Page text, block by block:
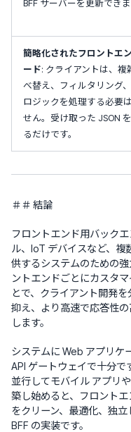
BFF サーバーを更新できま
簡略化されたフロントエ
ード: クライアントは、複
べ替え、フィルタリング
ロジックを処理する必要
せん。受け取った JSON
るだけです。
＃＃ 結論
フロントエンド用バック
ル、IoT デバイスなど、複
供するシステムのための
ントエンドごとにカスタ
とで、クライアント開発
抑え、より高速で応答性
します。
システムに Web アプリケ
API ゲートウェイで十分で
並行してモバイル アプリ
築し始めると、フロント
をクリーン、最適化、独
BFF の実装です。